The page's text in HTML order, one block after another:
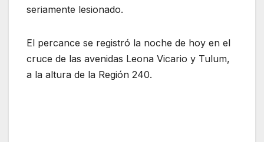
seriamente lesionado.
El percance se registró la noche de hoy en el
cruce de las avenidas Leona Vicario y Tulum,
a la altura de la Región 240.